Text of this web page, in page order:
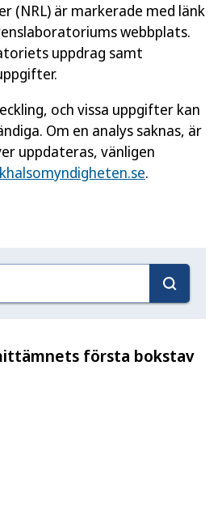
(NRL) är markerade med länk
webbplats.
uppdrag samt
och vissa uppgifter kan
Om en analys saknas, är
uppdateras, vänligen
.
första bokstav